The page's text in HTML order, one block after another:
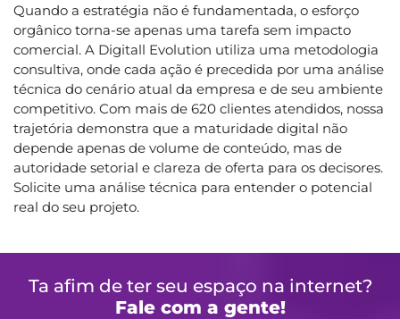
Quando a estratégia não é fundamentada, o esforço
orgânico torna-se apenas uma tarefa sem impacto
comercial. A Digitall Evolution utiliza uma metodologia
consultiva, onde cada ação é precedida por uma análise
técnica do cenário atual da empresa e de seu ambiente
competitivo. Com mais de 620 clientes atendidos, nossa
trajetória demonstra que a maturidade digital não
depende apenas de volume de conteúdo, mas de
autoridade setorial e clareza de oferta para os decisores.
Solicite uma análise técnica para entender o potencial
real do seu projeto.
Ta afim de ter seu espaço na internet?
Fale com a gente!